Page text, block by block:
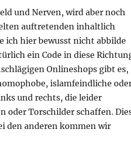
und Nerven, wird aber noch
auftretenden inhaltlich
ich hier bewusst nicht abbilde
ein Code in diese
Onlineshops gibt es,
islamfeindliche
und rechts, die leider
oder Torschilder schaffen.
den anderen kommen wir